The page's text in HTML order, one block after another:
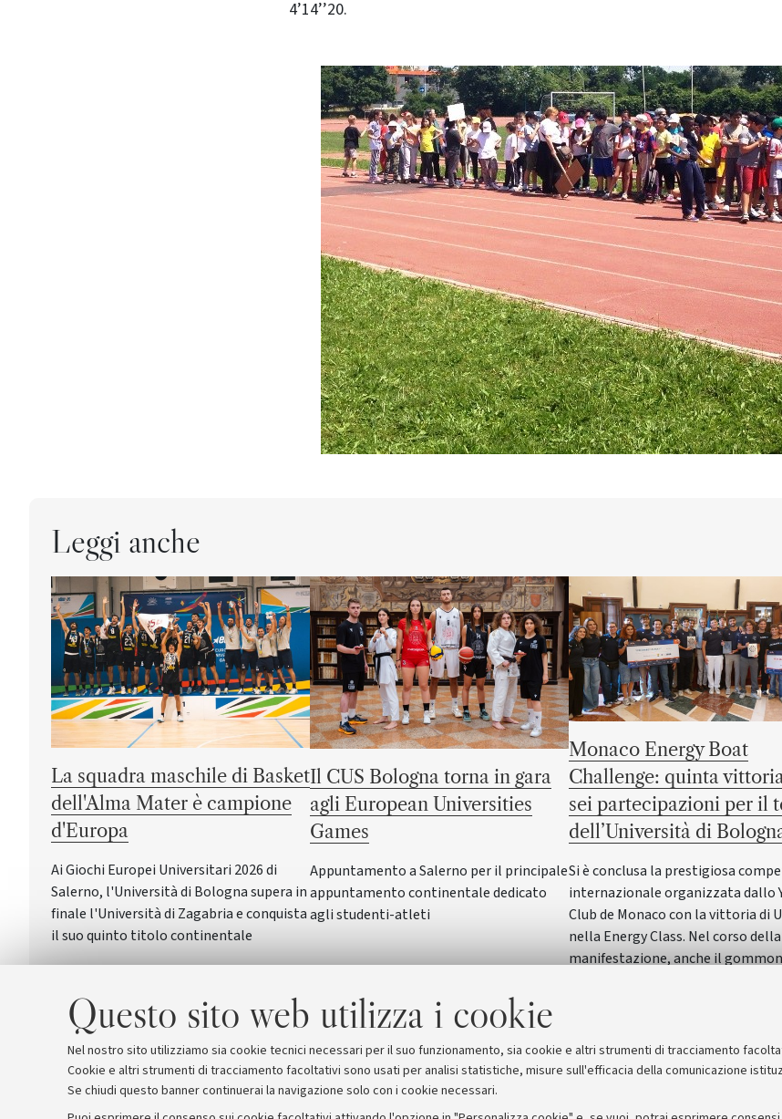
Questo sito web utilizza i cookie
Nel nostro sito utilizziamo sia cookie tecnici necessari per il suo funzionamento, sia cookie e altri strumenti di tracciamento
Cookie e altri strumenti di tracciamento facoltativi sono usati per analisi statistiche, misure sull'efficacia della comunicazione
Se chiudi questo banner continuerai la navigazione solo con i cookie necessari.
4’14’’20.
Leggi anche
La squadra maschile di Basket
dell'Alma Mater è campione
d'Europa
Ai Giochi Europei Universitari 2026 di
Salerno, l'Università di Bologna supera in
finale l'Università di Zagabria e conquista
il suo quinto titolo continentale
Il CUS Bologna torna in gara
agli European Universities
Games
Appuntamento a Salerno per il principale
appuntamento continentale dedicato
agli studenti-atleti
Monaco Energy Boat
Challenge: quinta
sei partecipazioni per il
dell’Università di
Si è conclusa la prestigiosa
internazionale organizzata dallo
Club de Monaco con la vittoria di
nella Energy Class. Nel corso della
manifestazione, anche il
Rettorato